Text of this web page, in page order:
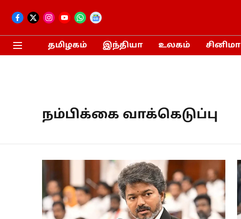
தமிழகம் இந்தியா உலகம் சினிமா
நம்பிக்கை வாக்கெடுப்பு